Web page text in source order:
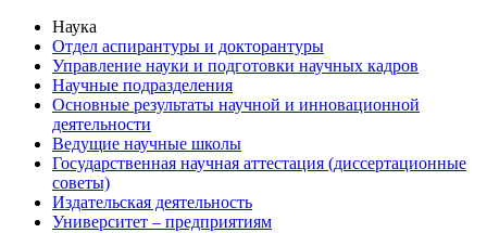
Наука
Отдел аспирантуры и докторантуры
Управление науки и подготовки научных кадров
Научные подразделения
Основные результаты научной и инновационной
деятельности
Ведущие научные школы
Государственная научная аттестация (диссертационные
советы)
Издательская деятельность
Университет – предприятиям